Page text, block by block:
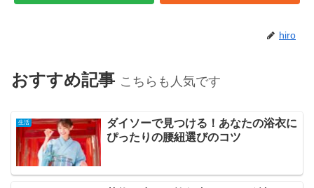
hiro
おすすめ記事 こちらも人気です
生活
ダイソーで見つける！あなたの浴衣に
ぴったりの腰紐選びのコツ